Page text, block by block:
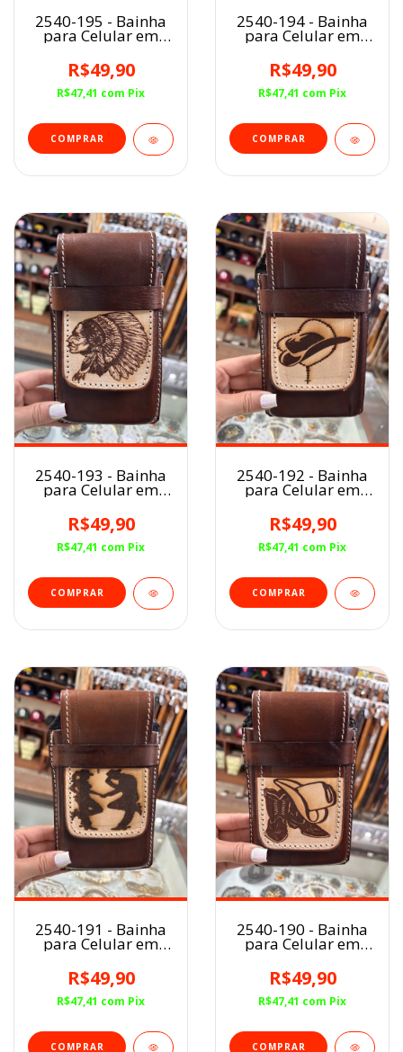
2540-195 - Bainha
para Celular em
R$49,90
R$47,41 com Pix
2540-194 - Bainha
para Celular em
R$49,90
R$47,41 com Pix
2540-193 - Bainha
para Celular em
R$49,90
R$47,41 com Pix
2540-192 - Bainha
para Celular em
R$49,90
R$47,41 com Pix
2540-191 - Bainha
para Celular em
R$49,90
R$47,41 com Pix
2540-190 - Bainha
para Celular em
R$49,90
R$47,41 com Pix